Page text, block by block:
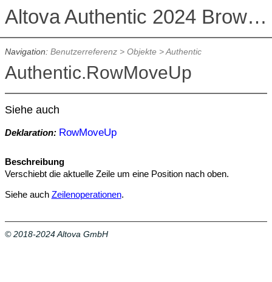
Altova Authentic 2024 Browser Edition
Navigation: Benutzerreferenz> Objekte>Authentic
Authentic.RowMoveUp
Siehe auch
Deklaration: RowMoveUp
Beschreibung
Verschiebt die aktuelle Zeile um eine Position nach oben.
Siehe auch Zeilenoperationen.
© 2018-2024 Altova GmbH